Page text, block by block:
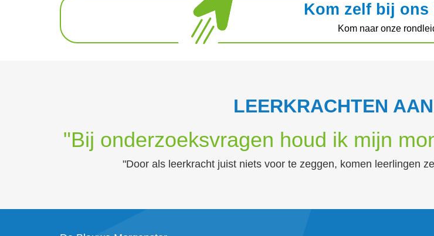
Kom zelf bij ons
Kom naar onze
LEERKRACHTEN
"Bij onderzoeksvragen houd ik mijn
"Door als leerkracht juist niets voor te zeggen, komen leerlingen